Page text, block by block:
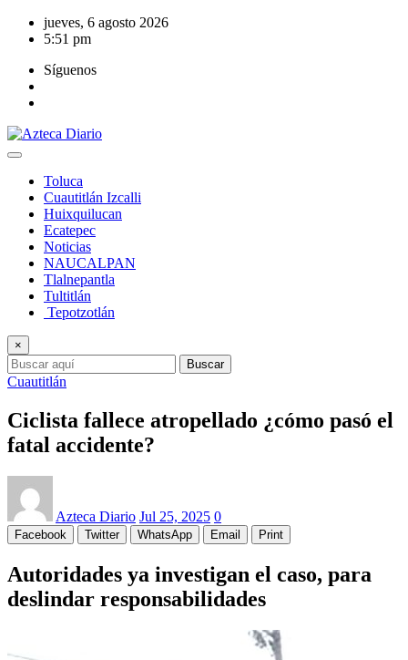
Saltar
jueves, 6 agosto 2026
5:51 pm
Síguenos
Toluca
Cuautitlán Izcalli
Huixquilucan
Ecatepec
Noticias
NAUCALPAN
Tlalnepantla
Tultitlán
Tepotzotlán
×
Buscar
Cuautitlán
Ciclista fallece atropellado ¿cómo pasó el
fatal accidente?
Azteca Diario Jul 25, 2025 0
Facebook Twitter WhatsApp Email Print
Autoridades ya investigan el caso, para
deslindar responsabilidades